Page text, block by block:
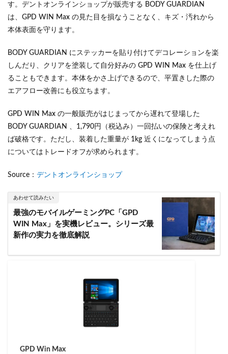
す。デントオンラインショップが販売する BODY GUARDIAN
は、GPD WIN Max の見た目を損なうことなく、キズ・汚れから
本体表面を守ります。
BODY GUARDIAN にステッカーを貼り付けてデコレーションを楽
しんだり、クリアを塗装して自分好みの GPD WIN Max を仕上げ
ることもできます。本体をかさ上げできるので、平置きした際の
エアフロー改善にも役立ちます。
GPD WIN Max の一般販売がはじまってから遅れて登場した
BODY GUARDIAN 、1,790円（税込み）一回払いの保険と考えれ
ば破格です。ただし、装着した重量が 1kg 近くになってしまう点
についてはトレードオフが求められます。
Source： デントオンラインショップ
あわせて読みたい
最強のモバイルゲーミングPC「GPD
WIN Max」を実機レビュー。シリーズ最
新作の実力を徹底解説
GPD Win Max